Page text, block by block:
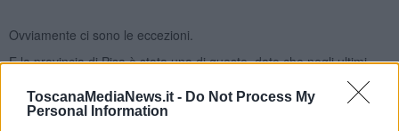
ToscanaMediaNews.it - Do Not Process My
Personal Information
Ovviamente ci sono le eccezioni.
E la provincia di Pisa è stata una di queste, dato che negli ultimi
due anni ha visto sorgere due nuove grandi biblioteche civiche: la
SMS di Pisa e la Biblioteca Gronchi di Pontedera e nel contempo
ha registrato una crescita bravi di bibliotecari che a loro volta hanno